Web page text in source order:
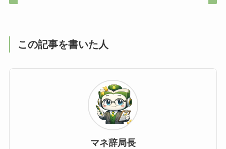
この記事を書いた人
マネ辞局長